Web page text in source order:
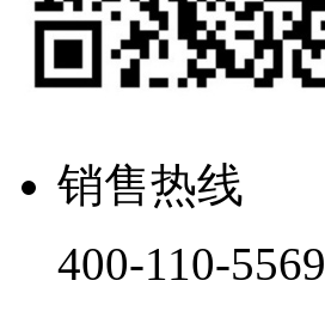
销售热线
400-110-5569